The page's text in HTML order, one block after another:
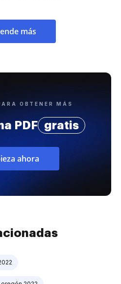
más
OBTENER MÁS
PDF gratis
ahora